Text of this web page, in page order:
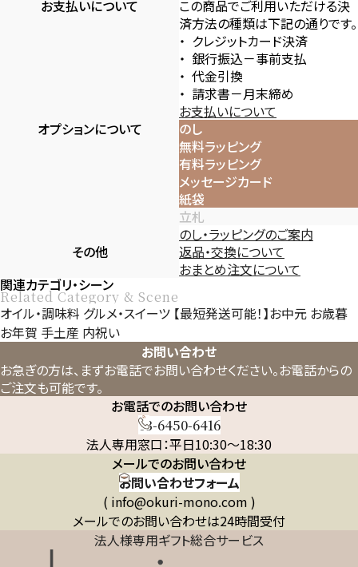
お支払いについて
この商品でご利用いただける決
済方法の種類は下記の通りです。
クレジットカード決済
銀行振込－事前支払
代金引換
請求書－月末締め
お支払いについて
オプションについて
のし
無料ラッピング
有料ラッピング
メッセージカード
紙袋
立札
のし・ラッピングのご案内
その他
返品・交換について
おまとめ注文について
関連カテゴリ・シーン
Related Category & Scene
オイル・調味料 グルメ・スイーツ 【最短発送可能！】お中元 お歳暮
お年賀 手土産 内祝い
お問い合わせ
お急ぎの方は、まずお電話でお問い合わせください。お電話からの
ご注文も可能です。
お電話でのお問い合わせ
03-6450-6416
法人専用窓口：平日10:30～18:30
メールでのお問い合わせ
お問い合わせフォーム
( info@okuri-mono.com )
メールでのお問い合わせは24時間受付
法人様専用ギフト総合サービス